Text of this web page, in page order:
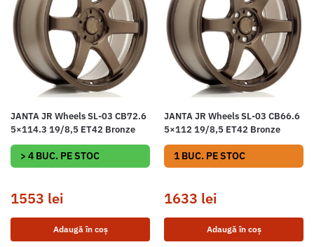
JANTA JR Wheels SL-03 CB72.6
5×114.3 19/8,5 ET42 Bronze
> 4 BUC. PE STOC
1553 lei
Adaugă în coș
JANTA JR Wheels SL-03 CB66.6
5×112 19/8,5 ET42 Bronze
1 BUC. PE STOC
1633 lei
Adaugă în coș